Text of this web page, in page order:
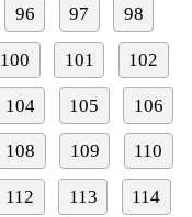
96 97 98
100 101 102
104 105 106
108 109 110
112 113 114